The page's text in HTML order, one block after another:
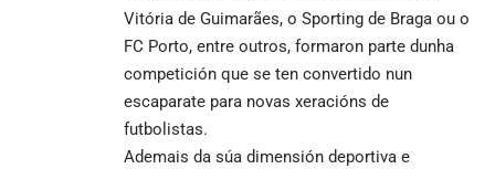
Vitória de Guimarães, o Sporting de Braga ou o
FC Porto, entre outros, formaron parte dunha
competición que se ten convertido nun
escaparate para novas xeracións de
futbolistas.
Ademais da súa dimensión deportiva e